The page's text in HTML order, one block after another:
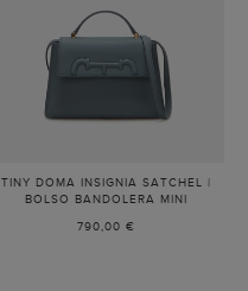
TINY DOMA INSIGNIA SATCHEL |
BOLSO BANDOLERA MINI
790,00 €